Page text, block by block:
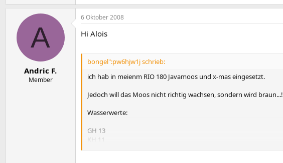
A
Andric F.
Member
6 Oktober 2008
Hi Alois
bongel":pw6hjw1j schrieb:
ich hab in meienm RIO 180 Javamoos und x-mas eingesetzt.
Jedoch will das Moos nicht richtig wachsen, sondern wird braun...!
Wasserwerte:
GH 13
KH 11